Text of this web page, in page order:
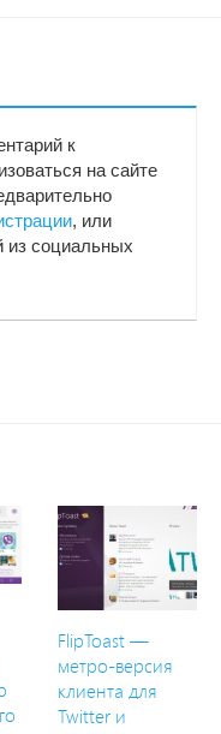
к
на сайте
, или
из социальных
FlipToast —
метро-версия
клиента для
Twitter и